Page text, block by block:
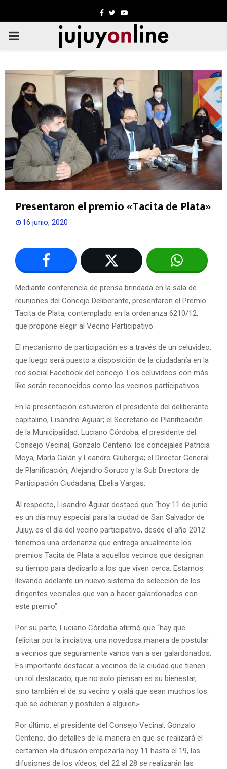
Facebook
TwitterYoutube
PRIMARY
Presentaron el premio «Tacita de Plata»
16 junio, 2020
Mediante conferencia de prensa brindada en la sala de
reuniones del Concejo Deliberante, presentaron el Premio
Tacita de Plata, contemplado en la ordenanza 6210/12,
que propone elegir al Vecino Participativo.
El mecanismo de participación es a través de un celuvideo,
que luego será puesto a disposición de la ciudadanía en la
red social Facebook del concejo. Los celuvideos con más
like serán reconocidos como los vecinos participativos.
En la presentación estuvieron el presidente del deliberante
capitalino, Lisandro Aguiar; el Secretario de Planificación
de la Municipalidad, Luciano Córdoba; el presidente del
Consejo Vecinal, Gonzalo Centeno; los concejales Patricia
Moya, María Galán y Leandro Giubergia; el Director General
de Planificación, Alejandro Soruco y la Sub Directora de
Participación Ciudadana, Ebelia Vargas.
Al respecto, Lisandro Aguiar destacó que “hoy 11 de junio
es un día muy especial para la ciudad de San Salvador de
Jujuy, es el día del vecino participativo, desde el año 2012
tenemos una ordenanza que entrega anualmente los
premios Tacita de Plata a aquellos vecinos que designan
su tiempo para dedicarlo a los que viven cerca. Estamos
llevando adelante un nuevo sistema de selección de los
dirigentes vecinales que van a hacer galardonados con
este premio”.
Por su parte, Luciano Córdoba afirmó que “hay que
felicitar por la iniciativa, una novedosa manera de postular
a vecinos que seguramente varios van a ser galardonados.
Es importante destacar a vecinos de la ciudad que tienen
un rol destacado, que no solo piensan es su bienestar,
sino también el de su vecino y ojalá que sean muchos los
que se adhieran y postulen a alguien».
Por último, el presidente del Consejo Vecinal, Gonzalo
Centeno, dio detalles de la manera en que se realizará el
certamen «la difusión empezaría hoy 11 hasta el 19, las
difusiones de los vídeos, del 22 al 28 se realizarán las